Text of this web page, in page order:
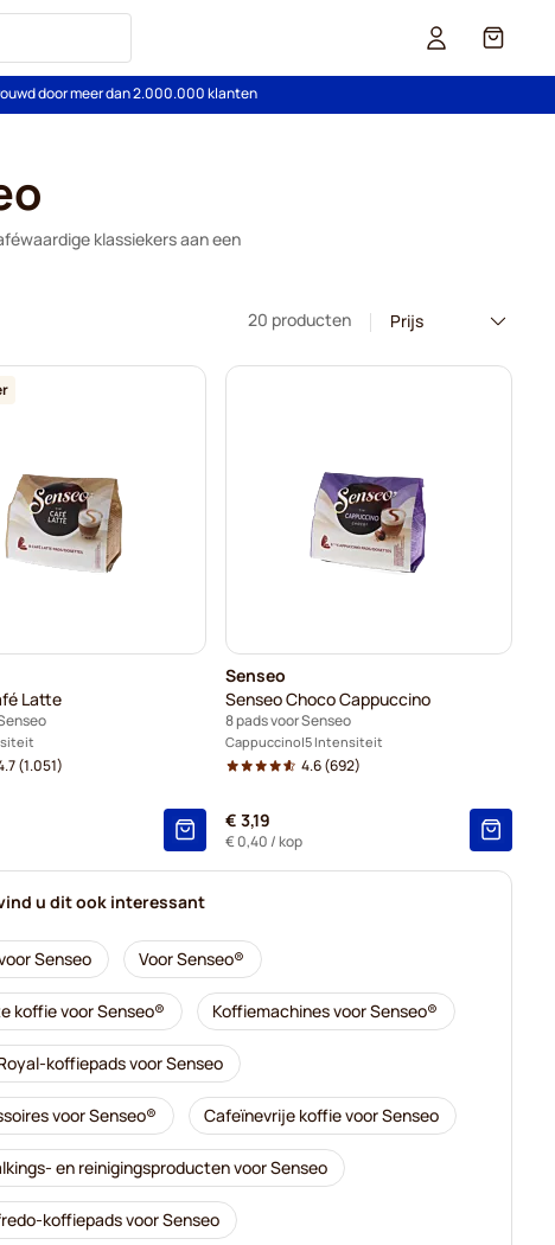
Cart
door meer dan 2.000.000 klanten
klassiekers aan een
20 producten
Latte
(1.051)
Senseo
Senseo Choco Cappuccino
8 pads voor Senseo
Cappuccino 5 Intensiteit
4.6(692)
€ 3,19
€ 0,40 / kop
u dit ook interessant
Senseo Voor Senseo®
koffie voor Senseo® Koffiemachines voor Senseo®
koffiepads voor Senseo
voor Senseo® Cafeïnevrije koffie voor Senseo
en reinigingsproducten voor Senseo
koffiepads voor Senseo